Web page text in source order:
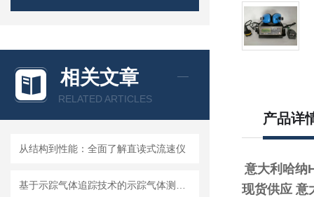
相关文章
RELATED ARTICLES
从结构到性能：全面了解直读式流速仪
产品详
意大利哈纳
现货供应